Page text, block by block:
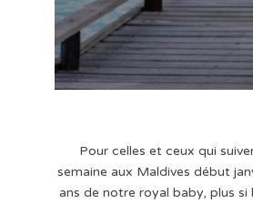
Pour celles et ceux qui
semaine aux Maldives début
ans de notre royal baby, plus